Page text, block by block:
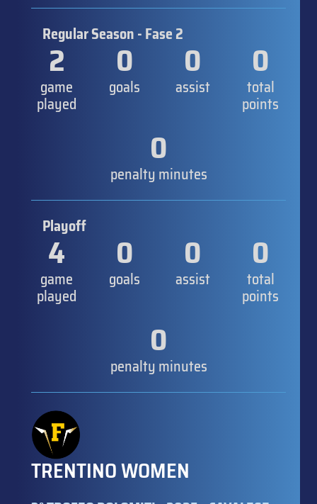
Regular Season - Fase 2
2
game
played
0
goals
0
assist
0
total
points
0
penalty minutes
Playoff
4
game
played
0
goals
0
assist
0
total
points
0
penalty minutes
TRENTINO WOMEN